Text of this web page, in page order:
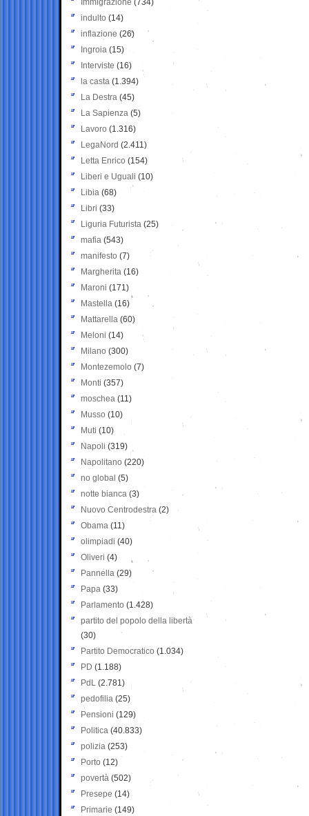
Immigrazione (734)
indulto (14)
inflazione (26)
Ingroia (15)
Interviste (16)
la casta (1.394)
La Destra (45)
La Sapienza (5)
Lavoro (1.316)
LegaNord (2.411)
Letta Enrico (154)
Liberi e Uguali (10)
Libia (68)
Libri (33)
Liguria Futurista (25)
mafia (543)
manifesto (7)
Margherita (16)
Maroni (171)
Mastella (16)
Mattarella (60)
Meloni (14)
Milano (300)
Montezemolo (7)
Monti (357)
moschea (11)
Musso (10)
Muti (10)
Napoli (319)
Napolitano (220)
no global (5)
notte bianca (3)
Nuovo Centrodestra (2)
Obama (11)
olimpiadi (40)
Oliveri (4)
Pannella (29)
Papa (33)
Parlamento (1.428)
partito del popolo della libertà
(30)
Partito Democratico (1.034)
PD (1.188)
PdL (2.781)
pedofilia (25)
Pensioni (129)
Politica (40.833)
polizia (253)
Porto (12)
povertà (502)
Presepe (14)
Primarie (149)